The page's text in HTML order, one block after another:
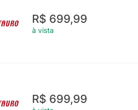
R$ 699,99
à vista
R$ 699,99